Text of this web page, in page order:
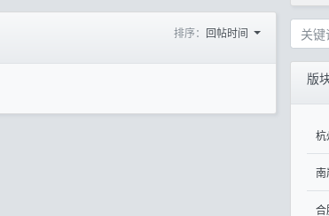
排序： 回帖时间
版
杭
南
合